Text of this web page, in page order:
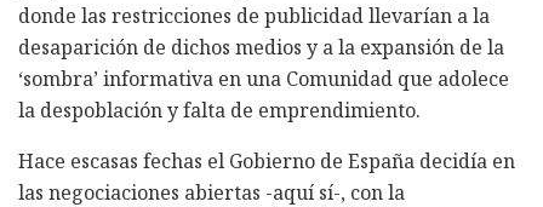
donde las restricciones de publicidad llevarían a la
desaparición de dichos medios y a la expansión de la
‘sombra’ informativa en una Comunidad que adolece
la despoblación y falta de emprendimiento.
Hace escasas fechas el Gobierno de España decidía en
las negociaciones abiertas -aquí sí-, con la